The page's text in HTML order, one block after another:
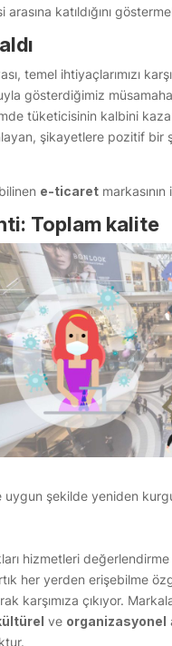
katıldığını
temel ihtiyaçlarımızı
gösterdiğimiz
tüketicisinin kalbini
şikayetlere pozitif bir
e-ticaret markasının
Toplam kalite
şekilde yeniden
hizmetleri
her yerden erişebilme
karşımıza çıkıyor.
ve organizasyonel